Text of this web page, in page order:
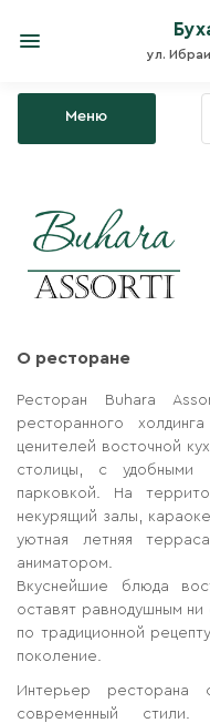
ул.
Меню
О ресторане
Ресторан Buhara
ресторанного
ценителей восточной
столицы, с удобными
парковкой. На
некурящий залы,
уютная летняя
аниматором.
Вкуснейшие блюда
оставят равнодушным ни
по традиционной
поколение.
Интерьер
современный